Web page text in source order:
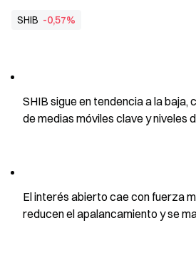
SHIB -0,57%
SHIB sigue en tendencia a la baja,
de medias móviles clave y niveles
El interés abierto cae con fuerza
reducen el apalancamiento y se